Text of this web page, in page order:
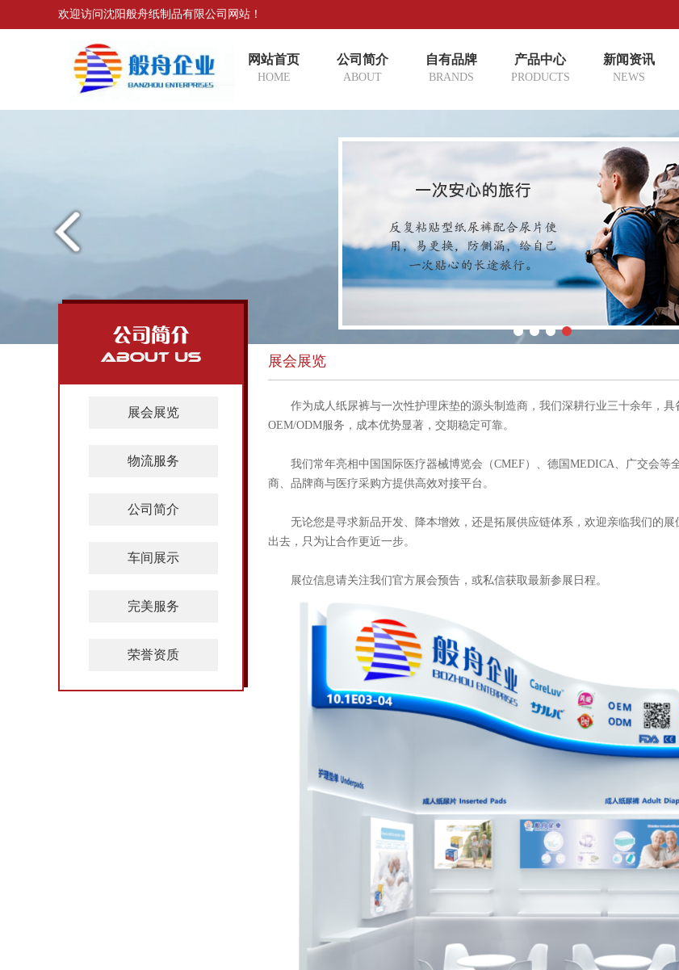
欢迎访问沈阳般舟纸制品有限公司网站！
网站首页
HOME
公司简介
ABOUT
自有品牌
BRANDS
产品中心
PRODUCTS
新闻资讯
NEWS
展会展览
作为成人纸尿裤与一次性护理床垫的源头制造商，我们深耕行业三十余年，
OEM/ODM服务，成本优势显著，交期稳定可靠。
我们常年亮相中国国际医疗器械博览会（CMEF）、德国MEDICA、广交会
商、品牌商与医疗采购方提供高效对接平台。
无论您是寻求新品开发、降本增效，还是拓展供应链体系，欢迎亲临我们的
出去，只为让合作更近一步。
展位信息请关注我们官方展会预告，或私信获取最新参展日程。
展会展览
物流服务
公司简介
车间展示
完美服务
荣誉资质